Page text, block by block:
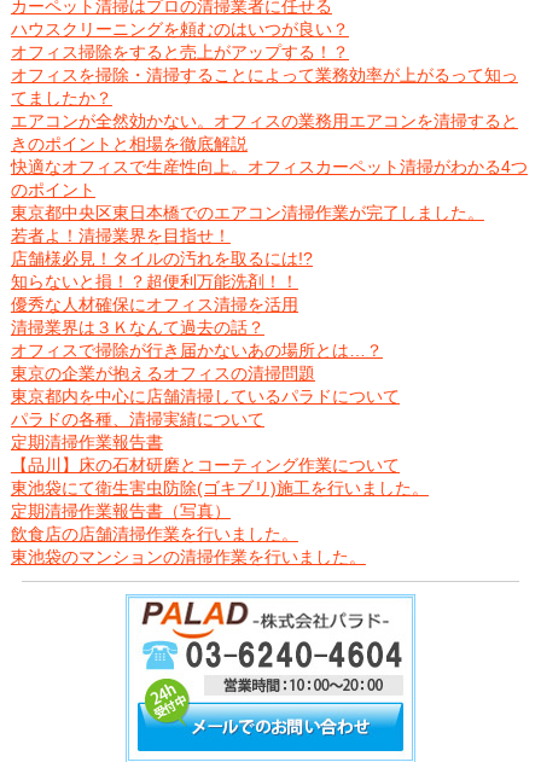
カーペット清掃はプロの清掃業者に任せる
ハウスクリーニングを頼むのはいつが良い？
オフィス掃除をすると売上がアップする！？
オフィスを掃除・清掃することによって業務効率が上がるって知っ
てましたか？
エアコンが全然効かない。オフィスの業務用エアコンを清掃すると
きのポイントと相場を徹底解説
快適なオフィスで生産性向上。オフィスカーペット清掃がわかる4つ
のポイント
東京都中央区東日本橋でのエアコン清掃作業が完了しました。
若者よ！清掃業界を目指せ！
店舗様必見！タイルの汚れを取るには!?
知らないと損！？超便利万能洗剤！！
優秀な人材確保にオフィス清掃を活用
清掃業界は３Ｋなんて過去の話？
オフィスで掃除が行き届かないあの場所とは…？
東京の企業が抱えるオフィスの清掃問題
東京都内を中心に店舗清掃しているパラドについて
パラドの各種、清掃実績について
定期清掃作業報告書
【品川】床の石材研磨とコーティング作業について
東池袋にて衛生害虫防除(ゴキブリ)施工を行いました。
定期清掃作業報告書（写真）
飲食店の店舗清掃作業を行いました。
東池袋のマンションの清掃作業を行いました。